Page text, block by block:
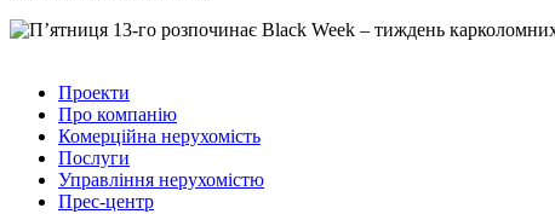
Проекти
Про компанію
Комерційна нерухомість
Послуги
Управління нерухомістю
Прес-центр